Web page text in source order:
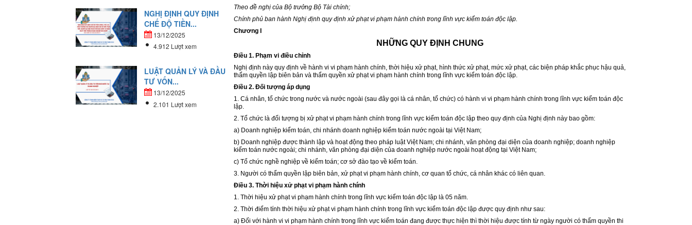
NGHỊ ĐỊNH QUY ĐỊNH
CHẾ ĐỘ TIỀN...
13/12/2025
4.912 Lượt xem
LUẬT QUẢN LÝ VÀ ĐẦU
TƯ VỐN...
13/12/2025
2.101 Lượt xem
Theo đề nghị của Bộ trưởng Bộ Tài chính;
Chính phủ ban hành Nghị định quy định xử phạt vi phạm hành chính trong lĩnh vực kiểm toán độc lập.
Chương I
NHỮNG QUY ĐỊNH CHUNG
Điều 1. Phạm vi điều chỉnh
Nghị định này quy định về hành vi vi phạm hành chính, thời hiệu xử phạt, hình thức xử phạt, mức xử phạt, các biện pháp khắc phục hậu quả,
thẩm quyền lập biên bản và thẩm quyền xử phạt vi phạm hành chính trong lĩnh vực kiểm toán độc lập.
Điều 2. Đối tượng áp dụng
1. Cá nhân, tổ chức trong nước và nước ngoài (sau đây gọi là cá nhân, tổ chức) có hành vi vi phạm hành chính trong lĩnh vực kiểm toán độc
lập.
2. Tổ chức là đối tượng bị xử phạt vi phạm hành chính trong lĩnh vực kiểm toán độc lập theo quy định của Nghị định này bao gồm:
a) Doanh nghiệp kiểm toán, chi nhánh doanh nghiệp kiểm toán nước ngoài tại Việt Nam;
b) Doanh nghiệp được thành lập và hoạt động theo pháp luật Việt Nam; chi nhánh, văn phòng đại diện của doanh nghiệp; doanh nghiệp
kiểm toán nước ngoài; chi nhánh, văn phòng đại diện của doanh nghiệp nước ngoài hoạt động tại Việt Nam;
c) Tổ chức nghề nghiệp về kiểm toán; cơ sở đào tạo về kiểm toán.
3. Người có thẩm quyền lập biên bản, xử phạt vi phạm hành chính, cơ quan tổ chức, cá nhân khác có liên quan.
Điều 3. Thời hiệu xử phạt vi phạm hành chính
1. Thời hiệu xử phạt vi phạm hành chính trong lĩnh vực kiểm toán độc lập là 05 năm.
2. Thời điểm tính thời hiệu xử phạt vi phạm hành chính trong lĩnh vực kiểm toán độc lập được quy định như sau:
a) Đối với hành vi vi phạm hành chính trong lĩnh vực kiểm toán đang được thực hiện thì thời hiệu được tính từ ngày người có thẩm quyền thi